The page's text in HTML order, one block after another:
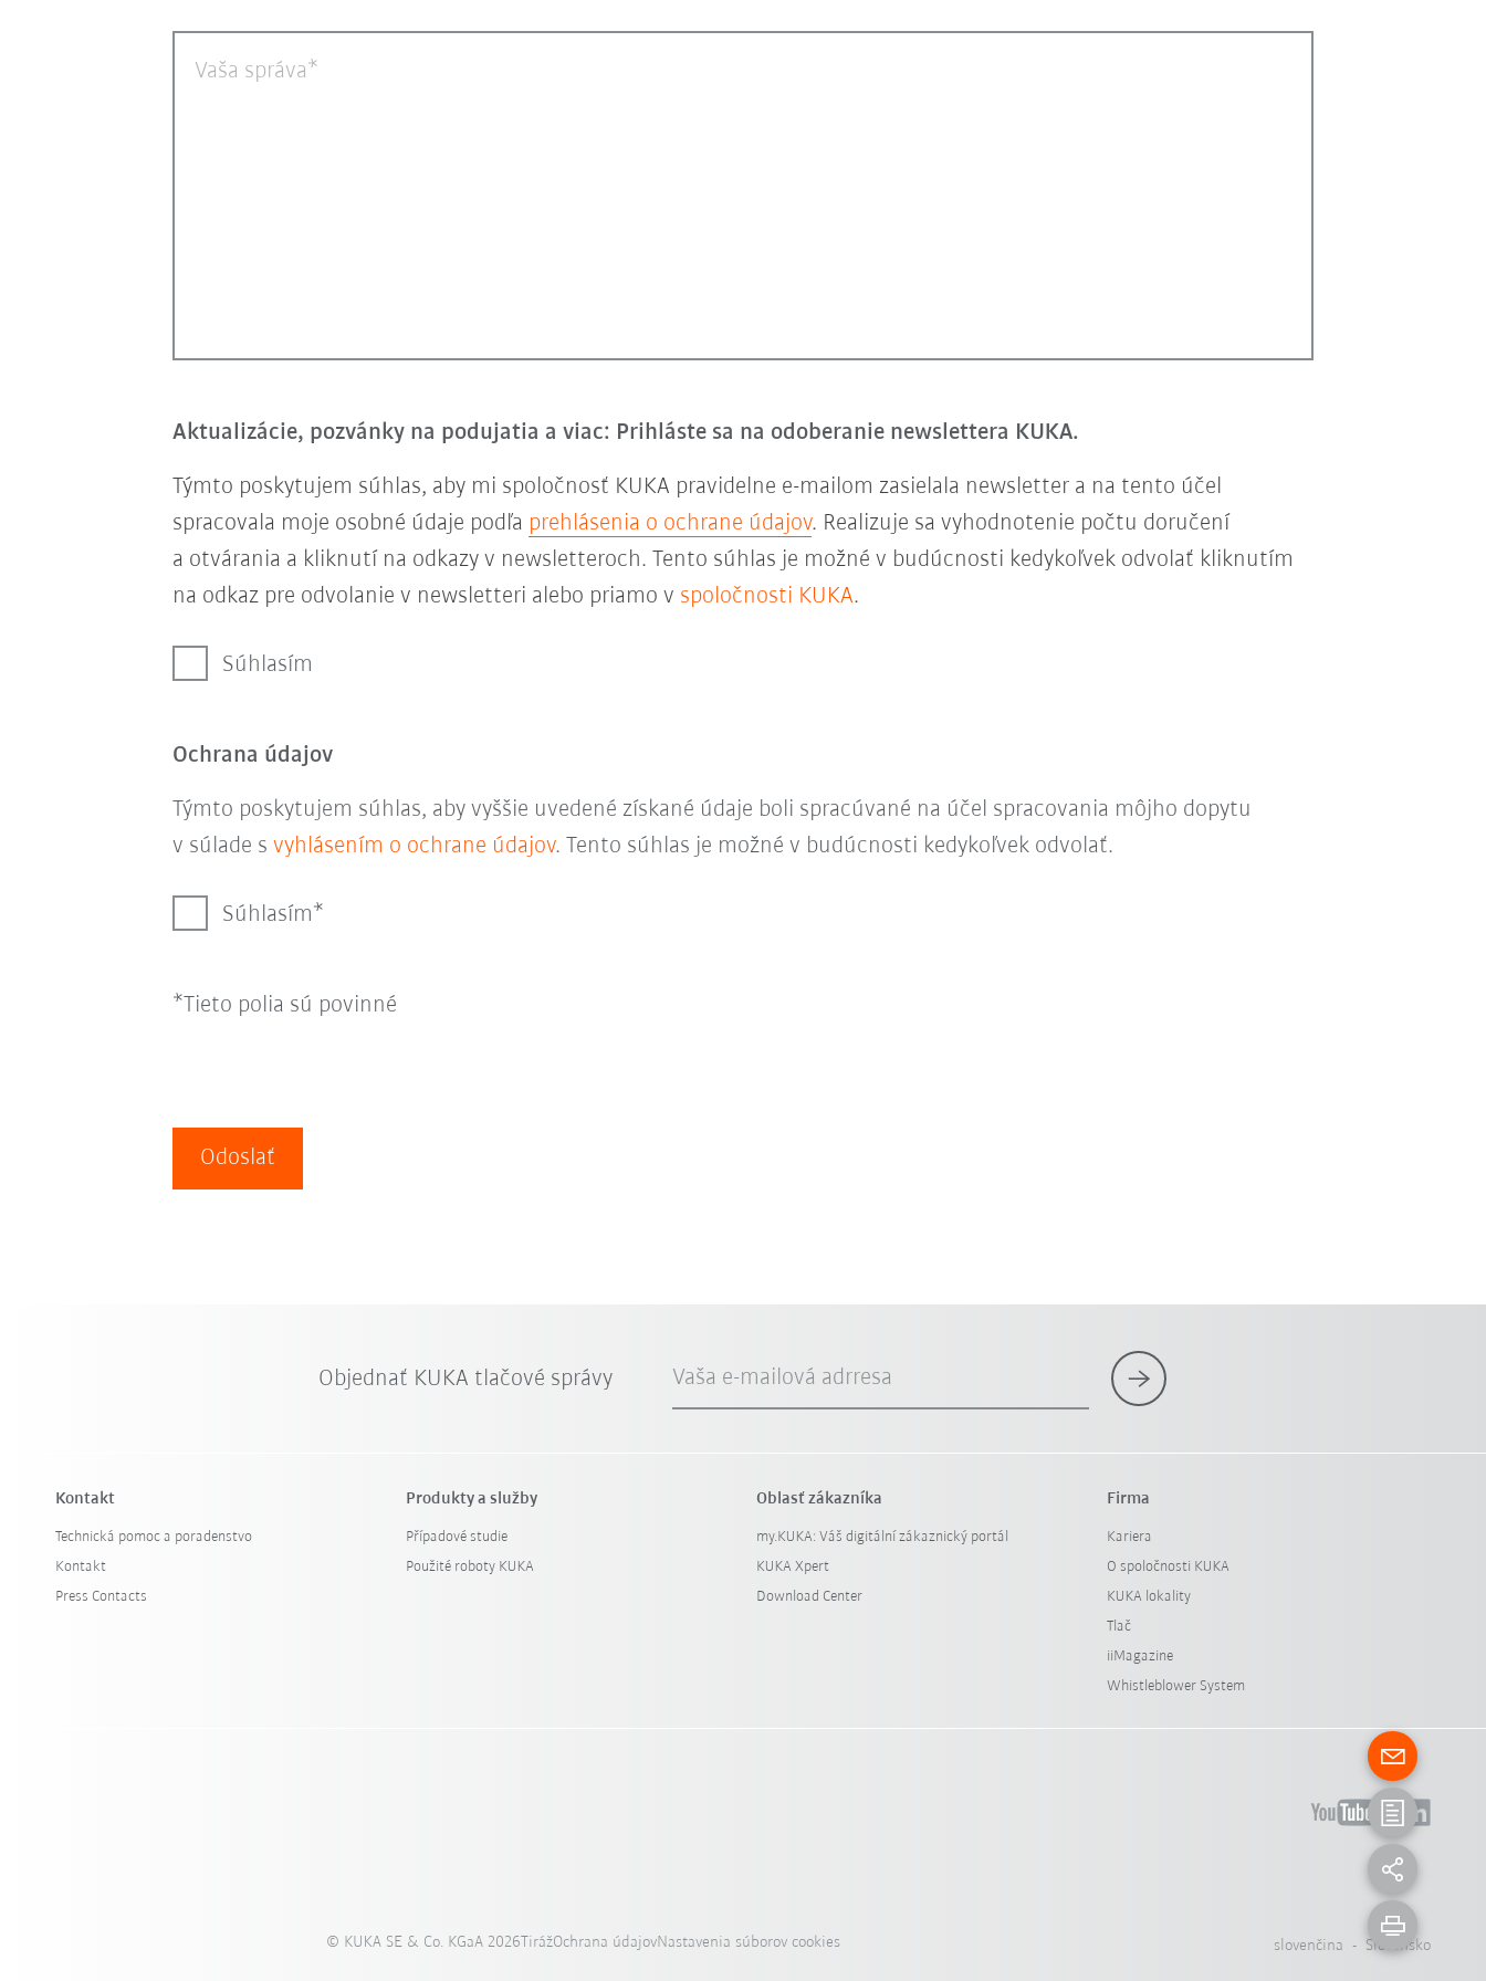
Vaša správa
Aktualizácie, pozvánky na podujatia a viac: Prihláste sa na odoberanie newslettera KUKA.
Týmto poskytujem súhlas, aby mi spoločnosť KUKA pravidelne e-mailom zasielala newsletter a na tento účel
spracovala moje osobné údaje podľa prehlásenia o ochrane údajov. Realizuje sa vyhodnotenie počtu doručení
a otvárania a kliknutí na odkazy v newsletteroch. Tento súhlas je možné v budúcnosti kedykoľvek odvolať kliknutím
na odkaz pre odvolanie v newsletteri alebo priamo v spoločnosti KUKA.
Súhlasím
Ochrana údajov
Týmto poskytujem súhlas, aby vyššie uvedené získané údaje boli spracúvané na účel spracovania môjho dopytu
v súlade s vyhlásením o ochrane údajov. Tento súhlas je možné v budúcnosti kedykoľvek odvolať.
Súhlasím
*Tieto polia sú povinné
Odoslať
Objednať KUKA tlačové správy Vaša e-mailová adrresa
Kontakt
Technická pomoc a poradenstvo
Kontakt
Press Contacts
Produkty a služby
Případové studie
Použité roboty KUKA
Oblasť zákazníka
my.KUKA: Váš digitální zákaznický portál
KUKA Xpert
Download Center
Firma
Kariera
O spoločnosti KUKA
KUKA lokality
Tlač
iiMagazine
Whistleblower System
© KUKA SE & Co. KGaA 2026 TirážOchrana údajovNastavenia súborov cookies slovenčina - Slovensko